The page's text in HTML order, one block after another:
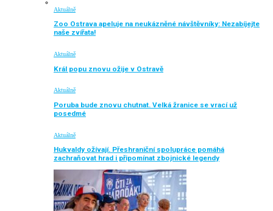
Aktuálně
Zoo Ostrava apeluje na neukázněné návštěvníky: Nezabíjejte
naše zvířata!
Aktuálně
Král popu znovu ožije v Ostravě
Aktuálně
Poruba bude znovu chutnat. Velká žranice se vrací už
posedmé
Aktuálně
Hukvaldy ožívají. Přeshraniční spolupráce pomáhá
zachraňovat hrad i připomínat zbojnické legendy